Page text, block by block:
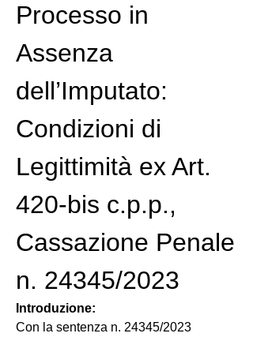
Processo in
Assenza
dell’Imputato:
Condizioni di
Legittimità ex Art.
420-bis c.p.p.,
Cassazione Penale
n. 24345/2023
Introduzione:
Con la sentenza n. 24345/2023